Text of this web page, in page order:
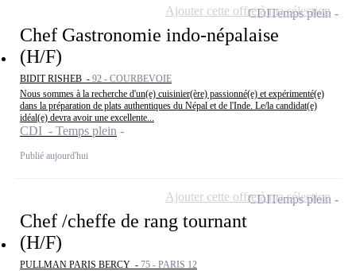
Chef Gastronomie indo-népalaise
(H/F)
BIDIT RISHEB - 92 - COURBEVOIE
Nous sommes à la recherche d'un(e) cuisinier(ère) passionné(e) et expérimenté(e)
dans la préparation de plats authentiques du Népal et de l'Inde. Le/la candidat(e)
idéal(e) devra avoir une excellente...
CDI - Temps plein
Publié aujourd'hui
CDITemps plein
Ajouter cette offre à ma sélection
Chef /cheffe de rang tournant
(H/F)
PULLMAN PARIS BERCY - 75 - PARIS 12
CDITemps plein
Ajouter cette offre à ma sélection